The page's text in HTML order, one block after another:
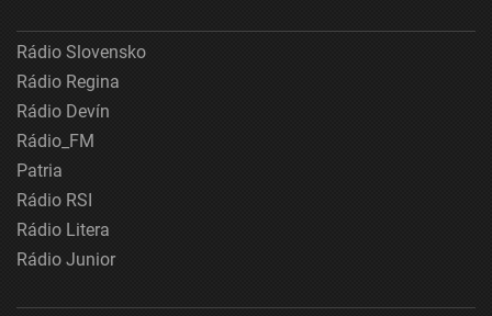
Rádio Slovensko
Rádio Regina
Rádio Devín
Rádio_FM
Patria
Rádio RSI
Rádio Litera
Rádio Junior